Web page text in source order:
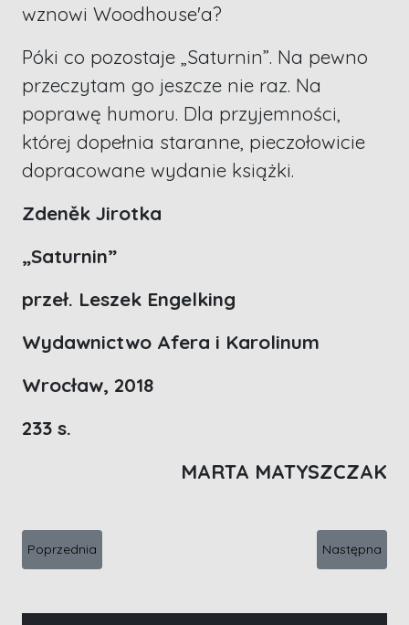
wznowi Woodhouse'a?
Póki co pozostaje „Saturnin”. Na pewno
przeczytam go jeszcze nie raz. Na
poprawę humoru. Dla przyjemności,
której dopełnia staranne, pieczołowicie
dopracowane wydanie książki.
Zdeněk Jirotka
„Saturnin”
przeł. Leszek Engelking
Wydawnictwo Afera i Karolinum
Wrocław, 2018
233 s.
MARTA MATYSZCZAK
Poprzednia strona: Szetlandy noir - Ann Cleeves, Czerwień
Poprzednia Następna
Następna